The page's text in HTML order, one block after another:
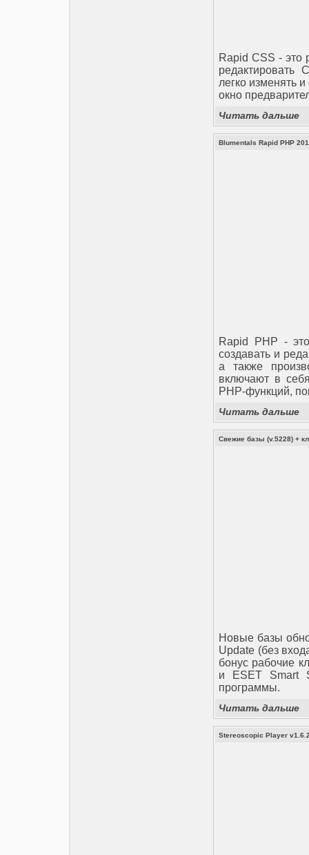
Rapid CSS - это
легко изменять
окно
Читать дальше
Blumentals Rapid PHP
Rapid PHP -
создавать и
а также
включают в
PHP-функций,
Читать дальше
Свежие базы (v.5228) +
Новые базы
Update (без
бонус рабочие
и ESET Smart
программы.
Читать дальше
Stereoscopic Player